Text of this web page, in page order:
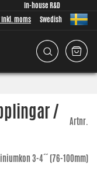
In-house R&D
moms Swedish
/ Artnr.
3-4´´ (76-100mm)